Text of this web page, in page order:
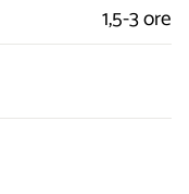
1,5-3 ore